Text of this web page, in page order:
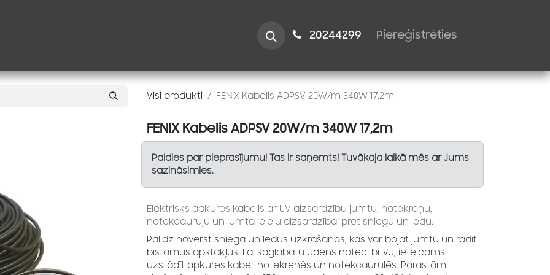
Speciālistiem 2024​​4299 Piereģistrēties
Visi produkti FENIX Kabelis ADPSV 20W/m 340W 17,2m
FENIX Kabelis ADPSV 20W/m 340W 17,2m
Paldies par pieprasījumu! Tas ir saņemts! Tuvākaja laikā mēs ar Jums
sazināsimies.
Elektrisks apkures kabelis ar UV aizsardzību jumtu, notekreņu,
notekcauruļu un jumta ieleju aizsardzībai pret sniegu un ledu.
Palīdz novērst sniega un ledus uzkrāšanos, kas var bojāt jumtu un radīt
bīstamus apstākļus. Lai saglabātu ūdens noteci brīvu, ieteicams
uzstādīt apkures kabeli notekrenēs un notekcaurulēs. Parastām